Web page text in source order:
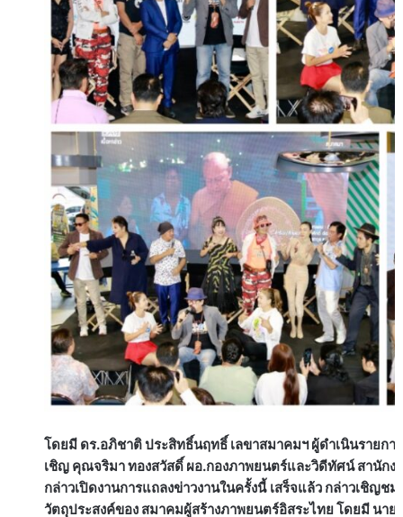
โดยมี ดร.อภิชาติ ประสิทธิ์นฤทธิ์ เลขาสมาคมฯ ผู้ดำเนินรายก
เชิญ คุณจริมา ทองสวัสดิ์ ผอ.กองภาพยนตร์และวิดีทัศน์ สานัก
กล่าวเปิดงานการแถลงข่าวงานในครั้งนี้ เสร็จแล้ว กล่าวเชิญช
วัตถุประสงค์ของ สมาคมผู้สร้างภาพยนตร์อิสระไทย โดยมี นา